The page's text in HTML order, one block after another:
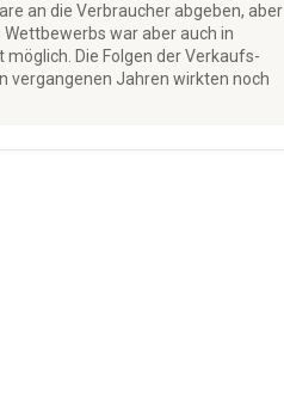
an die Verbraucher abgeben, aber
war aber auch in
Die Folgen der Verkaufs-
vergangenen Jahren wirkten noch